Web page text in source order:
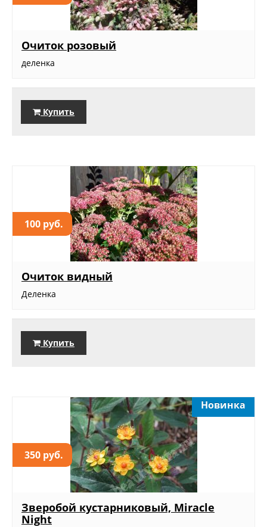
Очиток розовый
деленка
Купить
100 руб.
Очиток видный
Деленка
Купить
350 руб.
Новинка
Зверобой кустарниковый, Miracle
Night